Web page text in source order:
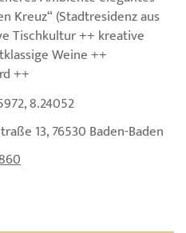
Kreuz“ (Stadtresidenz aus
Tischkultur ++ kreative
Weine ++
++
8.24052
13, 76530 Baden-Baden